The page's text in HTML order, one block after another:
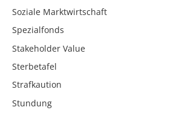
Soziale Marktwirtschaft
Spezialfonds
Stakeholder Value
Sterbetafel
Strafkaution
Stundung